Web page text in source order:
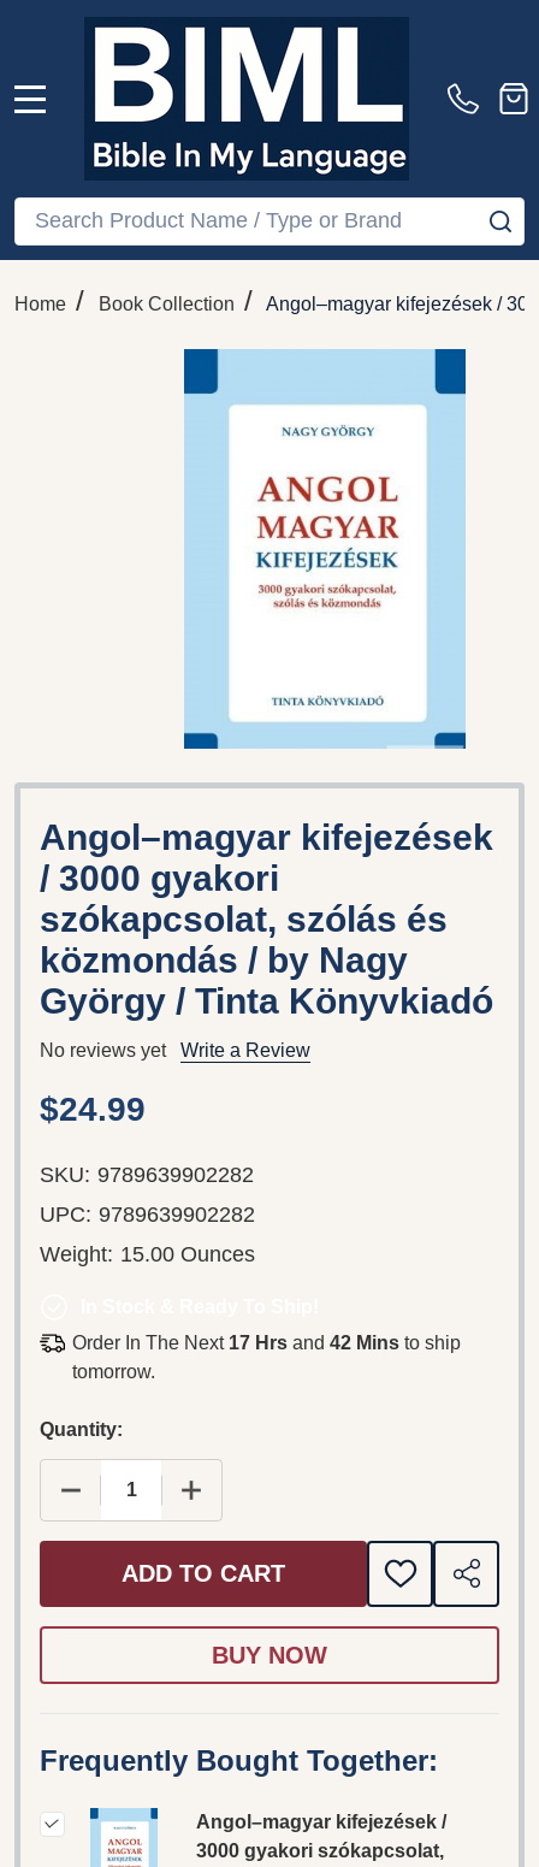
Search
Home / Book Collection / Angol–magyar kifejezések /
Angol–magyar kifejezések
/ 3000 gyakori
szókapcsolat, szólás és
közmondás / by Nagy
György / Tinta Könyvkiadó
No reviews yet Write a Review
$24.99
SKU: 9789639902282
UPC: 9789639902282
Weight: 15.00 Ounces
Order In The Next 17 Hrs and42 Mins to ship
tomorrow.
Quantity:
DECREASE QUANTITY OF ANGOL–MAGYAR
INCREASE QUANTITY OF
ADD TO CART
ADD
TO
SHARE
Frequently Bought Together:
Angol–magyar kifejezések /
3000 gyakori szókapcsolat,